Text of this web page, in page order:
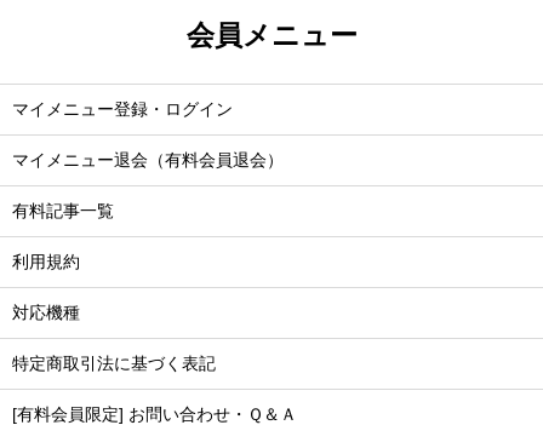
会員メニュー
マイメニュー登録・ログイン
マイメニュー退会（有料会員退会）
有料記事一覧
利用規約
対応機種
特定商取引法に基づく表記
[有料会員限定] お問い合わせ・Ｑ＆Ａ